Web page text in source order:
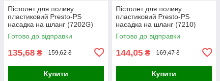
Пістолет для поливу
пластиковий Presto-PS
насадка на шланг (7202G)
Готово до відправки
135,68 ₴ 159,62 ₴
Купити
Пістолет для поливу
пластиковий Presto-PS
насадка на шланг (7210)
Готово до відправки
144,05 ₴ 169,47 ₴
Купити